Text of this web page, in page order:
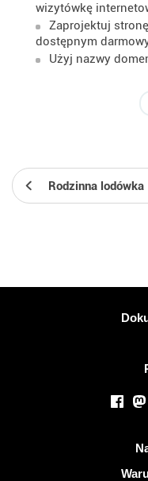
wizytówkę
Zaprojektuj
dostępnym
Użyj nazwy
Rodzinna lodówka